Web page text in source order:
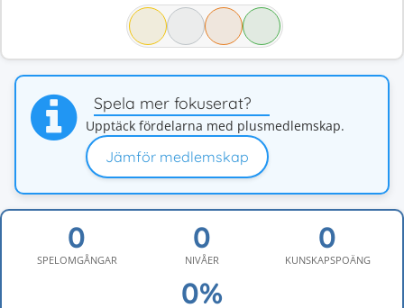
Spela mer fokuserat?
Upptäck fördelarna med plusmedlemskap.
Jämför medlemskap
SPELOMGÅNGAR NIVÅER KUNSKAPSPOÄNG